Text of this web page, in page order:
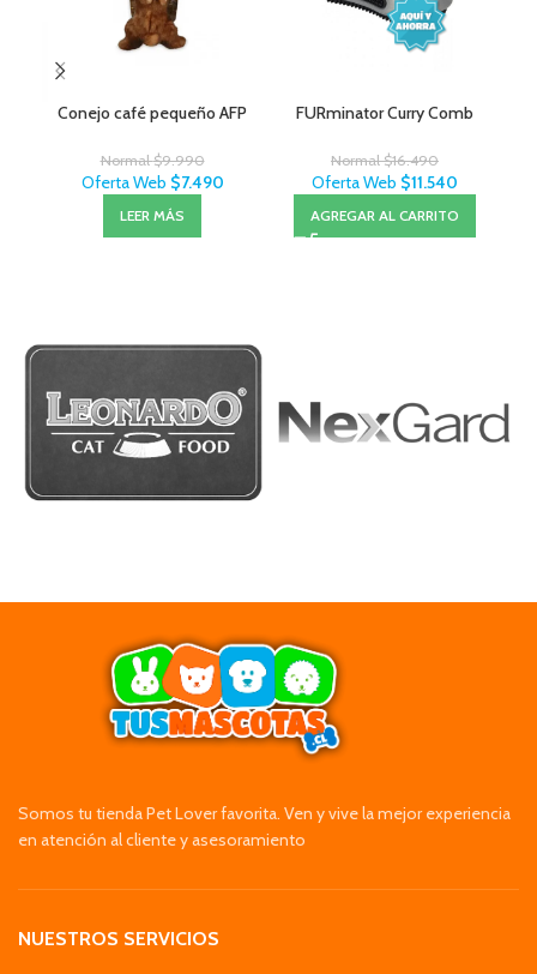
Conejo café pequeño AFP
Normal$9.990
Oferta Web $7.490
LEER MÁS
FURminator Curry Comb
Normal$16.490
Oferta Web $11.540
AGREGAR AL CARRITO
Somos tu tienda Pet Lover favorita. Ven y vive la mejor experiencia
en atención al cliente y asesoramiento
NUESTROS SERVICIOS